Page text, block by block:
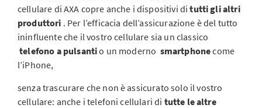
cellulare di AXA copre anche i dispositivi ditutti gli altri
produttori . Per l’efficacia dell’assicurazione è del tutto
ininfluente che il vostro cellulare sia un classico
telefono a pulsantio un moderno smartphonecome
l’iPhone,
senza trascurare che non è assicurato solo il vostro
cellulare: anche i telefoni cellulari di tutte le altre